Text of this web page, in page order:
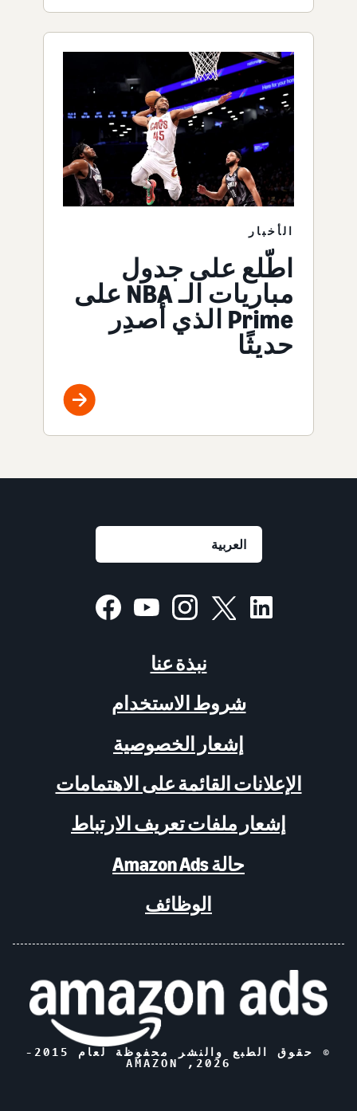
الأخبار
اطّلع على جدول
مباريات الـ NBA على
Prime الذي أُصدِر
حديثًا
نبذة عنا
شروط الاستخدام
إشعار الخصوصية
الإعلانات القائمة على الاهتمامات
إشعار ملفات تعريف الارتباط
حالة Amazon Ads
الوظائف
© حقوق الطبع والنشر محفوظة لعام 2015-
2026
, AMAZON